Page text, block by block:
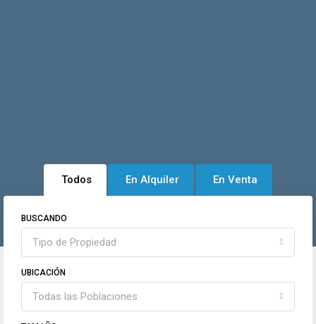
Todos En Alquiler En Venta
BUSCANDO
Tipo de Propiedad
UBICACIÓN
Todas las Poblaciones